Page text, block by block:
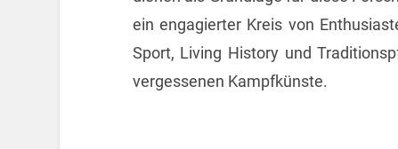
ein engagierter Kreis von
Sport, Living History und
vergessenen Kampfkünste.